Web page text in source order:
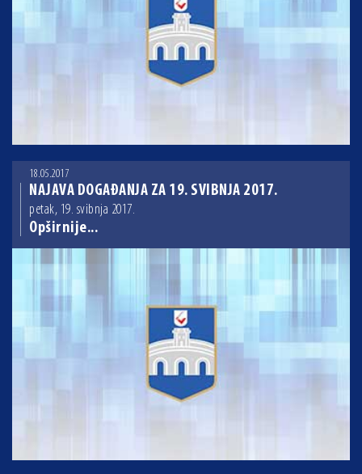
18.05.2017
NAJAVA DOGAĐANJA ZA 19. SVIBNJA 2017.
petak, 19. svibnja 2017.
Opširnije...